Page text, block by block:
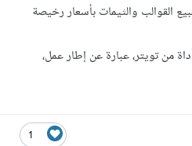
القوالب والثيمات بأسعار رخيصة
من تويتر، عبارة عن إطار عمل،
1